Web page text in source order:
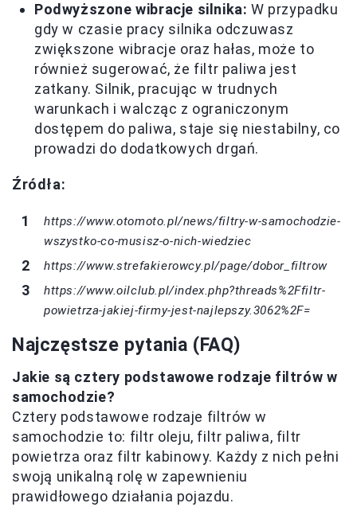
Podwyższone wibracje silnika: W przypadku
gdy w czasie pracy silnika odczuwasz
zwiększone wibracje oraz hałas, może to
również sugerować, że filtr paliwa jest
zatkany. Silnik, pracując w trudnych
warunkach i walcząc z ograniczonym
dostępem do paliwa, staje się niestabilny, co
prowadzi do dodatkowych drgań.
Źródła:
https://www.otomoto.pl/news/filtry-w-samochodzie-
wszystko-co-musisz-o-nich-wiedziec
https://www.strefakierowcy.pl/page/dobor_filtrow
https://www.oilclub.pl/index.php?threads%2Ffiltr-
powietrza-jakiej-firmy-jest-najlepszy.3062%2F=
Najczęstsze pytania (FAQ)
Jakie są cztery podstawowe rodzaje filtrów w
samochodzie?
Cztery podstawowe rodzaje filtrów w
samochodzie to: filtr oleju, filtr paliwa, filtr
powietrza oraz filtr kabinowy. Każdy z nich pełni
swoją unikalną rolę w zapewnieniu
prawidłowego działania pojazdu.